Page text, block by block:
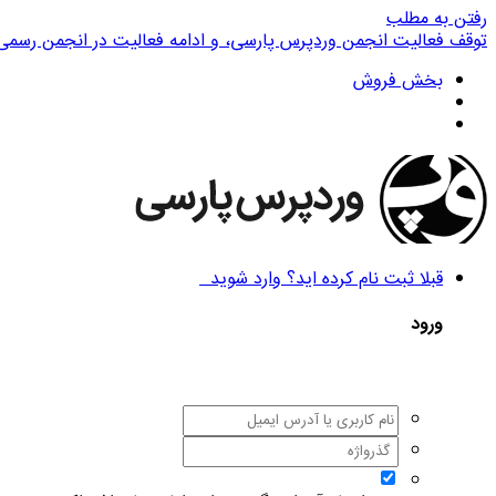
رفتن به مطلب
توقف فعالیت انجمن وردپرس پارسی، و ادامه فعالیت در انجمن
بخش فروش
قبلا ثبت نام کرده اید؟ وارد شوید
ورود